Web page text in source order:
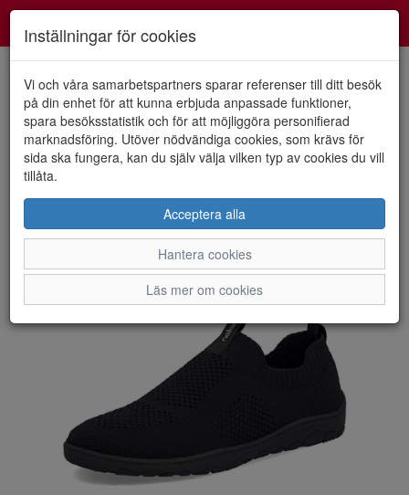
HEM RIEKER
Inställningar för cookies
Vi och våra samarbetspartners sparar referenser till ditt besök
på din enhet för att kunna erbjuda anpassade funktioner,
spara besöksstatistik och för att möjliggöra personifierad
marknadsföring. Utöver nödvändiga cookies, som krävs för
sida ska fungera, kan du själv välja vilken typ av cookies du vill
tillåta.
Acceptera alla
Hantera cookies
Läs mer om cookies